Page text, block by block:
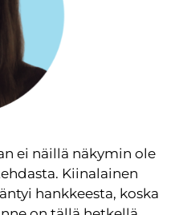
ei näillä näkymin ole
Kiinalainen
hankkeesta, koska